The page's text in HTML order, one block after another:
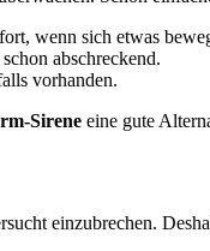
wenn sich etwas
abschreckend.
vorhanden.
Sirene eine gute
einzubrechen.